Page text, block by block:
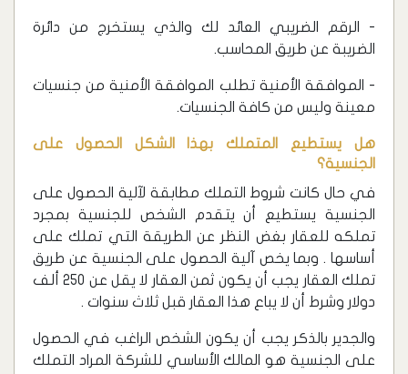
- الرقم الضريبي العائد لك والذي يستخرج من دائرة
الضريبة عن طريق المحاسب.
- الموافقة الأمنية تطلب الموافقة الأمنية من جنسيات
معينة وليس من كافة الجنسيات.
هل يستطيع المتملك بهذا الشكل الحصول على
الجنسية؟
في حال كانت شروط التملك مطابقة لآلية الحصول على
الجنسية يستطيع أن يتقدم الشخص للجنسية بمجرد
تملكه للعقار بغض النظر عن الطريقة التي تملك على
أساسها . وبما يخص آلية الحصول على الجنسية عن طريق
تملك العقار يجب أن يكون ثمن العقار لا يقل عن 250 ألف
دولار وشرط أن لا يباع هذا العقار قبل ثلاث سنوات .
والجدير بالذكر يجب أن يكون الشخص الراغب في الحصول
على الجنسية هو المالك الأساسي للشركة المراد التملك